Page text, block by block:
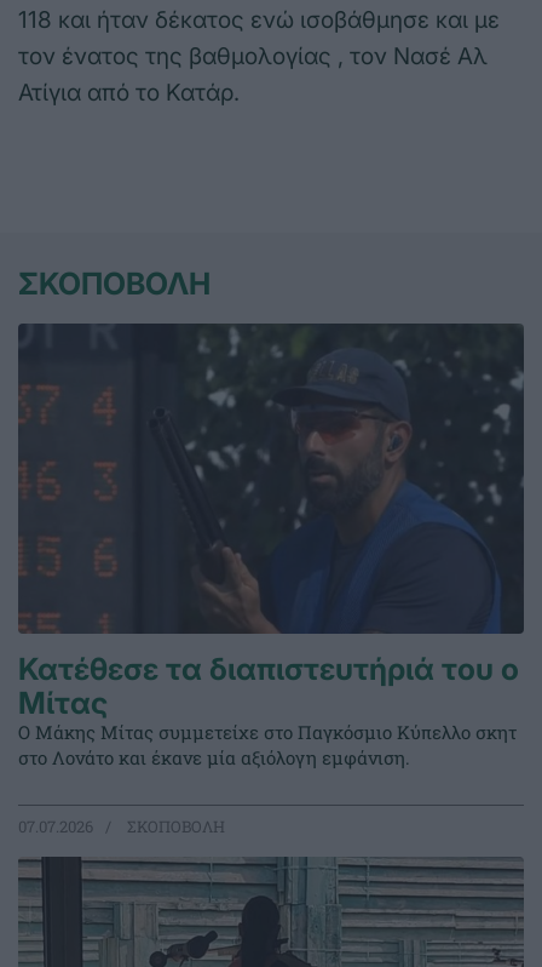
118 και ήταν δέκατος ενώ ισοβάθμησε και με
τον ένατος της βαθμολογίας , τον Νασέ Αλ
Ατίγια από το Κατάρ.
ΣΚΟΠΟΒΟΛΗ
Κατέθεσε τα διαπιστευτήριά του ο
Μίτας
Ο Μάκης Μίτας συμμετείχε στο Παγκόσμιο Κύπελλο σκητ
στο Λονάτο και έκανε μία αξιόλογη εμφάνιση.
07.07.2026 ΣΚΟΠΟΒΟΛΗ